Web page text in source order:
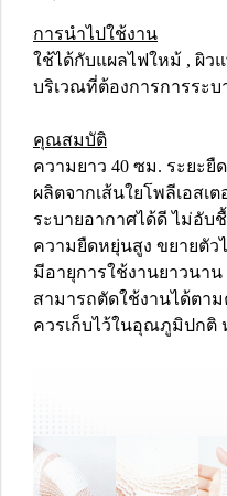
การนำไปใช้งาน
ใช้ได้กับแผลไฟใหม้ , ผิวแ
บริเวณที่ต้องการการระบ
คุณสมบัติ
ความยาว 40 ซม. ระยะยืด
ผลิตจากเส้นใยโพลีเอสเ
ระบายอากาศได้ดี ไม่อับ
ความยืดหยุ่นสูง ขยายตัว
มีอายุการใช้งานยาวนาน
สามารถตัดใช้งานได้ตา
ควรเก็บไว้ในอุณภูมิปกติ